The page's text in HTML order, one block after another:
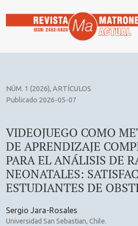
NÚM. 1 (2026), ARTÍCULOS
VIDEOJUEGO COMO
DE APRENDIZAJE
PARA EL ANÁLISIS DE
NEONATALES:
ESTUDIANTES DE
Publicado 2026-05-07
Sergio Jara-Rosales
Universidad San Sebastian, Chile.